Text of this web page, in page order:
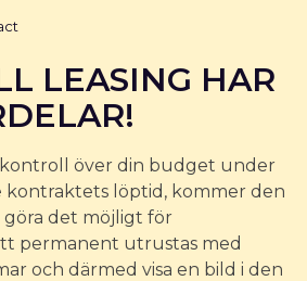
LEASING HAR
över din budget under
kontraktets löptid, kommer den
göra det möjligt för
permanent utrustas med
och därmed visa en bild i den